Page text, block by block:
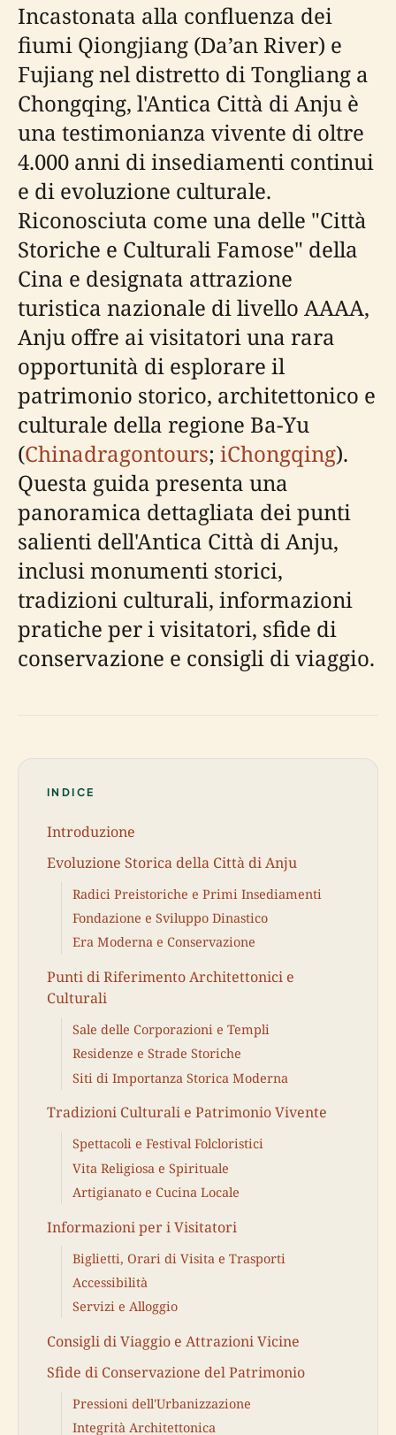
Incastonata alla confluenza dei
fiumi Qiongjiang (Da’an River) e
Fujiang nel distretto di Tongliang a
Chongqing, l'Antica Città di Anju è
una testimonianza vivente di oltre
4.000 anni di insediamenti continui
e di evoluzione culturale.
Riconosciuta come una delle "Città
Storiche e Culturali Famose" della
Cina e designata attrazione
turistica nazionale di livello AAAA,
Anju offre ai visitatori una rara
opportunità di esplorare il
patrimonio storico, architettonico e
culturale della regione Ba-Yu
(Chinadragontours; iChongqing).
Questa guida presenta una
panoramica dettagliata dei punti
salienti dell'Antica Città di Anju,
inclusi monumenti storici,
tradizioni culturali, informazioni
pratiche per i visitatori, sfide di
conservazione e consigli di viaggio.
INDICE
Introduzione
Evoluzione Storica della Città di Anju
Radici Preistoriche e Primi Insediamenti
Fondazione e Sviluppo Dinastico
Era Moderna e Conservazione
Punti di Riferimento Architettonici e
Culturali
Sale delle Corporazioni e Templi
Residenze e Strade Storiche
Siti di Importanza Storica Moderna
Tradizioni Culturali e Patrimonio Vivente
Spettacoli e Festival Folcloristici
Vita Religiosa e Spirituale
Artigianato e Cucina Locale
Informazioni per i Visitatori
Biglietti, Orari di Visita e Trasporti
Accessibilità
Servizi e Alloggio
Consigli di Viaggio e Attrazioni Vicine
Sfide di Conservazione del Patrimonio
Pressioni dell'Urbanizzazione
Integrità Architettonica